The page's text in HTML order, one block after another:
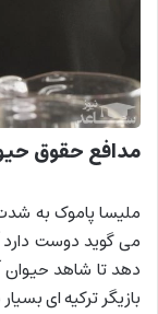
مدافع حقوق
ملیسا پاموک به
می گوید دوست دارد
دهد تا شاهد حیوان
بازیگر ترکیه ای